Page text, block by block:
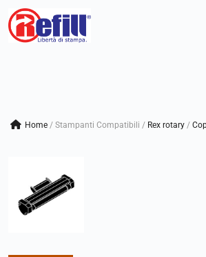
Vai
Home / Stampanti Compatibili / rex rotary /